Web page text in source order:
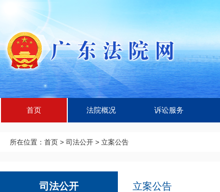
首页 法院概况 诉讼服务
所在位置： 首页 > 司法公开 > 立案公告
司法公开 立案公告